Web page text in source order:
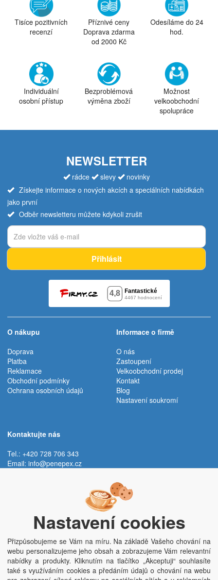
Tisíce pozitivních
recenzí
Příznivé ceny
Doprava zdarma
od 2000 Kč
Odesíláme do 24
hod.
Individuální
osobní přístup
Bezproblémová
výměna zboží
Možnost
velkoobchodní
spolupráce
NEWSLETTER
rádce slevy
novinky
Získejte informace o nových akcích a speciálních nabídkách
jako první
Odběr newsletteru můžete kdykoli zrušit
Přihlásit
O nákupu
Doprava
Platba
Reklamace
Obchodní podmínky
Ochrana osobních údajů
Informace o firmě
O nás
Zastoupení
Velkoobchodní prodej
Kontakt
Blog
Nastavení soukromí
Kontaktujte nás
Tel.: +420 728 706 343
Email: info@penepex.cz
Trávník 2076, 686 03 Staré Město
Nastavení cookies
Přizpůsobujeme se Vám na míru. Na základě Vašeho chování na
webu personalizujeme jeho obsah a zobrazujeme Vám relevantní
nabídky a produkty. Kliknutím na tlačítko „Akceptuji“ souhlasíte
také s využíváním cookies a předáním údajů o chování na webu